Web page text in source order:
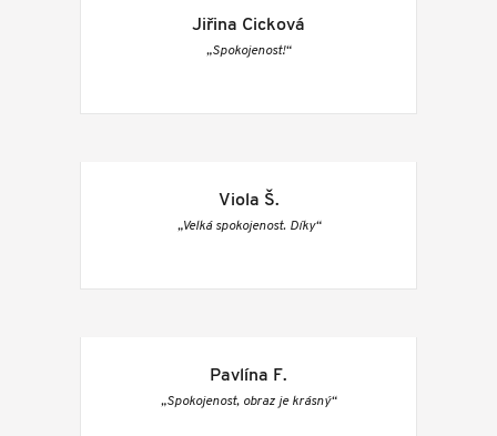
Jiřina Cicková
„Spokojenost!“
Viola Š.
„Velká spokojenost. Díky“
Pavlína F.
„Spokojenost, obraz je krásný“